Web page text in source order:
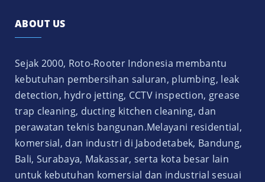
ABOUT US
Sejak 2000, Roto-Rooter Indonesia membantu
kebutuhan pembersihan saluran, plumbing, leak
detection, hydro jetting, CCTV inspection, grease
trap cleaning, ducting kitchen cleaning, dan
perawatan teknis bangunan.Melayani residential,
komersial, dan industri di Jabodetabek, Bandung,
Bali, Surabaya, Makassar, serta kota besar lain
untuk kebutuhan komersial dan industrial sesuai